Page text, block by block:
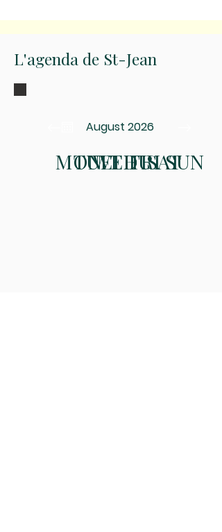
L'agenda de St-Jean
August 2026
MON
TUEWED
THU
FRISATSUN